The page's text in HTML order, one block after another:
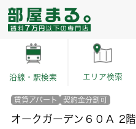
沿線・駅検索 エリア検索
賃貸アパート 契約金分割可
オークガーデン６０Ａ 2階